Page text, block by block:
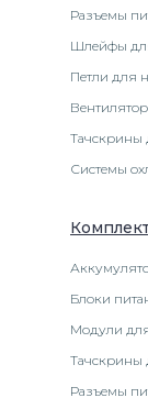
Разъемы
Шлейфы
Петли для
Тачскрины
Системы
Блоки
Модули
Тачскрины
Разъемы